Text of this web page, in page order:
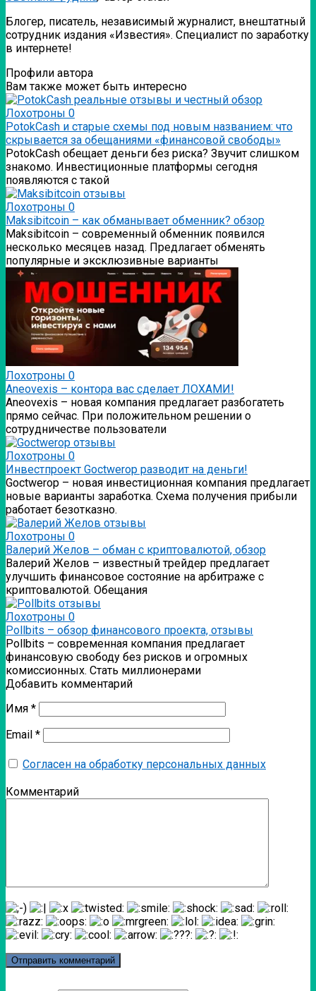
Блогер, писатель, независимый журналист, внештатный
сотрудник издания «Известия». Специалист по заработку
в интернете!
Профили автора
Вам также может быть интересно
Лохотроны 0
PotokCash и старые схемы под новым названием: что
скрывается за обещаниями «финансовой свободы»
PotokCash обещает деньги без риска? Звучит слишком
знакомо. Инвестиционные платформы сегодня
появляются с такой
Лохотроны 0
Мaksibitcoin – как обманывает обменник? обзор
Мaksibitcoin – современный обменник появился
несколько месяцев назад. Предлагает обменять
популярные и эксклюзивные варианты
Лохотроны 0
Аneovexis – контора вас сделает ЛОХАМИ!
Аneovexis – новая компания предлагает разбогатеть
прямо сейчас. При положительном решении о
сотрудничестве пользователи
Лохотроны 0
Инвестпроект Goctwerop разводит на деньги!
Goctwerop – новая инвестиционная компания предлагает
новые варианты заработка. Схема получения прибыли
работает безотказно.
Лохотроны 0
Валерий Желов – обман с криптовалютой, обзор
Валерий Желов – известный трейдер предлагает
улучшить финансовое состояние на арбитраже с
криптовалютой. Обещания
Лохотроны 0
Pollbits – обзор финансового проекта, отзывы
Pollbits – современная компания предлагает
финансовую свободу без рисков и огромных
комиссионных. Стать миллионерами
Добавить комментарий
Имя *
Email *
Согласен на обработку персональных данных
Комментарий